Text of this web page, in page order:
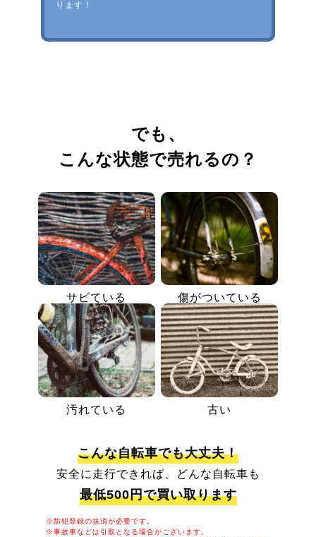
ります！
でも、
こんな状態で売れるの？
サビている 傷がついている
汚れている 古い
こんな自転車でも大丈夫！
安全に走行できれば、どんな自転車も
最低500円で買い取ります
※防犯登録の抹消が必要です。
※事故車などは引取となる場合がございます。